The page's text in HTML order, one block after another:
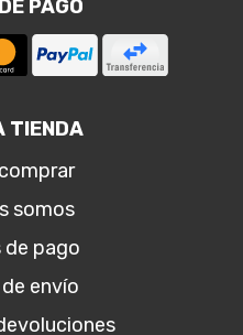
PAGO
TIENDA
somos
de pago
envío